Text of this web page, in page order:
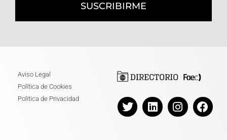
SUSCRIBIRME
Aviso Legal
Política de Cookies
Politica de Privacidad